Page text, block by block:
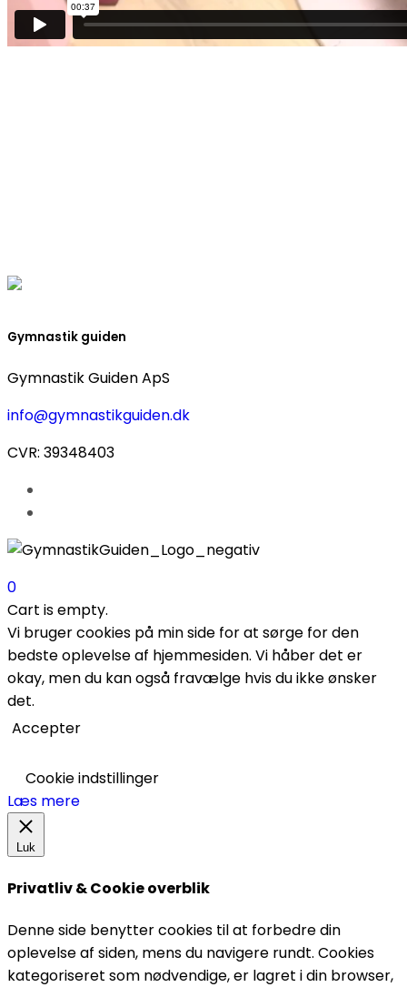
Gymnastik guiden
Gymnastik Guiden ApS
info@gymnastikguiden.dk
CVR: 39348403
0
Cart is empty.
Vi bruger cookies på min side for at sørge for den
bedste oplevelse af hjemmesiden. Vi håber det er
okay, men du kan også fravælge hvis du ikke ønsker
det.
Accepter
Cookie indstillinger
Læs mere
Luk
Privatliv & Cookie overblik
Denne side benytter cookies til at forbedre din
oplevelse af siden, mens du navigere rundt. Cookies
kategoriseret som nødvendige, er lagret i din browser,